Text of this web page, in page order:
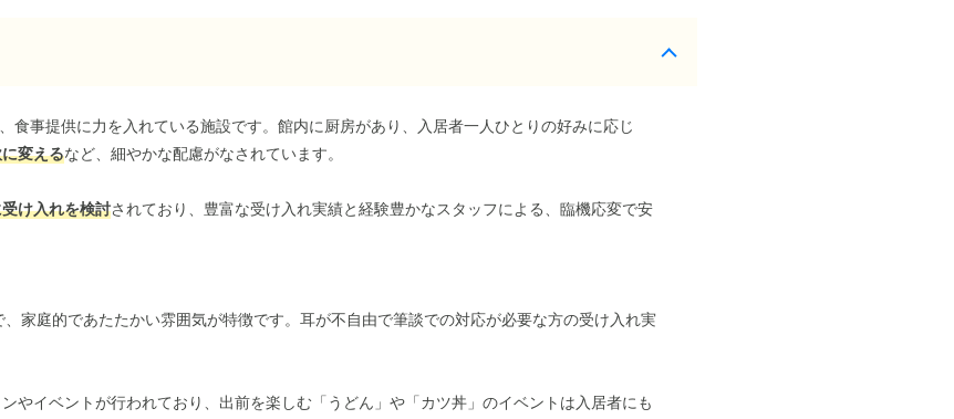
食事提供に力を入れている施設です。館内に厨房があり、入居者一人ひとりの好みに応じ
変えるなど、細やかな配慮がなされています。
け入れを検討されており、豊富な受け入れ実績と経験豊かなスタッフによる、臨機応変で安
家庭的であたたかい雰囲気が特徴です。耳が不自由で筆談での対応が必要な方の受け入れ実
やイベントが行われており、出前を楽しむ「うどん」や「カツ丼」のイベントは入居者にも